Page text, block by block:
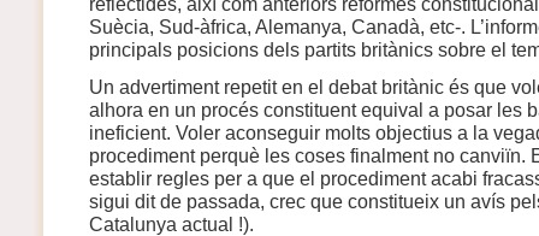
Suècia, Sud-àfrica, Alemanya, Canadà, etc-.
principals posicions dels partits britànics sobre el
Un advertiment repetit en el debat britànic és que
alhora en un procés constituent equival a posar les
ineficient. Voler aconseguir molts objectius a la
procediment perquè les coses finalment no canviïn.
establir regles per a que el procediment acabi
sigui dit de passada, crec que constitueix un avís
Catalunya actual !).